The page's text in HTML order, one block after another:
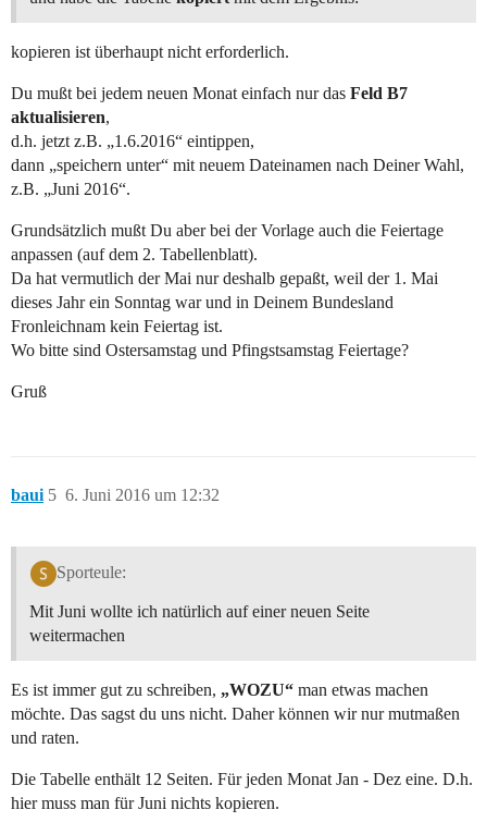
kopieren ist überhaupt nicht erforderlich.
Du mußt bei jedem neuen Monat einfach nur das Feld B7
aktualisieren,
d.h. jetzt z.B. „1.6.2016“ eintippen,
dann „speichern unter“ mit neuem Dateinamen nach Deiner Wahl,
z.B. „Juni 2016“.
Grundsätzlich mußt Du aber bei der Vorlage auch die Feiertage
anpassen (auf dem 2. Tabellenblatt).
Da hat vermutlich der Mai nur deshalb gepaßt, weil der 1. Mai
dieses Jahr ein Sonntag war und in Deinem Bundesland
Fronleichnam kein Feiertag ist.
Wo bitte sind Ostersamstag und Pfingstsamstag Feiertage?
Gruß
baui 6. Juni 2016 um 12:32
5
Sporteule:
Mit Juni wollte ich natürlich auf einer neuen Seite
weitermachen
Es ist immer gut zu schreiben, „WOZU“ man etwas machen
möchte. Das sagst du uns nicht. Daher können wir nur mutmaßen
und raten.
Die Tabelle enthält 12 Seiten. Für jeden Monat Jan - Dez eine. D.h.
hier muss man für Juni nichts kopieren.